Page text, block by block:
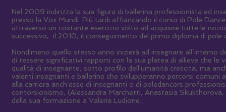
Nel 2009 indirizza la sua figura di ballerina professionista ed
presso la Vox Mundi. Più tardi affiancando il corso di Pole
attraverso un costante esercizio volto ad acquisire tutte le
successivo, il 2010, il conseguimento del primo diploma di pole
Nondimeno quello stesso anno inizierà ad insegnare
di tessere significativi rapporti con la sua platea di allieve che
qualità di insegnante, sotto profilo dell'umanità crescita, ma
valenti insegnanti e ballerine che svilupperanno percorsi
alla carriera anch'esse di insegnanti o di poledancers
contorsionismo, (Alessandra Marchetti, Anastasia
della sua formazione a Valeria Ludione.